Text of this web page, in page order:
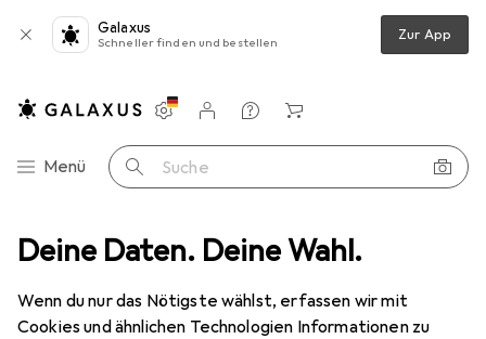
Deine Daten. Deine Wahl.
Wenn du nur das Nötigste wählst, erfassen wir mit
Cookies und ähnlichen Technologien Informationen zu
Galaxus
Schneller finden und bestellen Zur App
Navigation nach Kategorien
Menü Suche
Einstellungen
Kundenkonto
Vergleichslisten
Merklisten
Warenkorb
Türbeschlag Türband Anuba Haustürbänder Top 320 Lift